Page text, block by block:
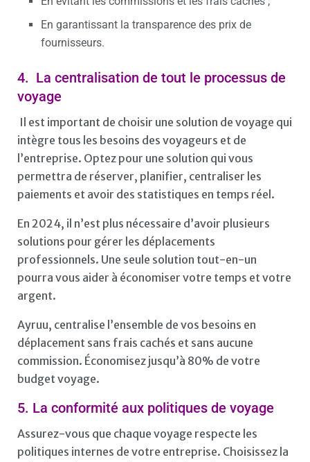
En garantissant la transparence des prix de
fournisseurs.
4. La centralisation de tout le processus de
voyage
Il est important de choisir une solution de voyage qui
intègre tous les besoins des voyageurs et de
l’entreprise. Optez pour une solution qui vous
permettra de réserver, planifier, centraliser les
paiements et avoir des statistiques en temps réel.
En 2024, il n’est plus nécessaire d’avoir plusieurs
solutions pour gérer les déplacements
professionnels. Une seule solution tout-en-un
pourra vous aider à économiser votre temps et votre
argent.
Ayruu, centralise l’ensemble de vos besoins en
déplacement sans frais cachés et sans aucune
commission. Économisez jusqu’à 80% de votre
budget voyage.
5. La conformité aux politiques de voyage
Assurez-vous que chaque voyage respecte les
politiques internes de votre entreprise. Choisissez la